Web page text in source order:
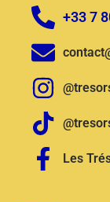
+33 7
Les